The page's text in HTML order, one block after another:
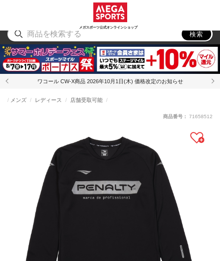
メガスポーツ公式オンラインショップ
アウトドア
検索
ワコール CW-X商品 2026年10月1日(木) 価格改定のお知らせ
メンズ レディース 店舗受取可能
商品番号： 71658512